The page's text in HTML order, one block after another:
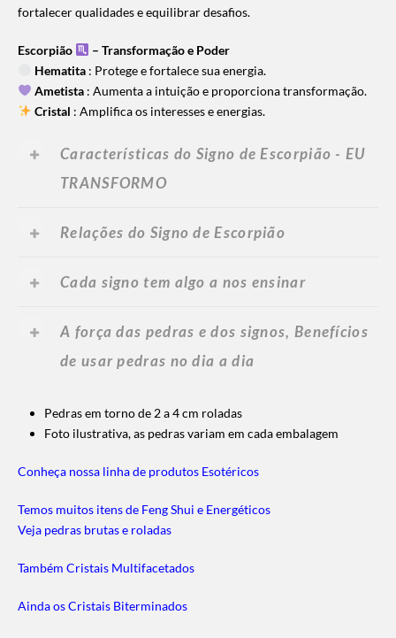
fortalecer qualidades e equilibrar desafios.
Escorpião – Transformação e Poder
Hematita: Protege e fortalece sua energia.
Ametista: Aumenta a intuição e proporciona transformação.
Cristal : Amplifica os interesses e energias.
Características do Signo de Escorpião - EU
TRANSFORMO
Relações do Signo de Escorpião
Cada signo tem algo a nos ensinar
A força das pedras e dos signos, Benefícios
de usar pedras no dia a dia
Pedras em torno de 2 a 4 cm roladas
Foto ilustrativa, as pedras variam em cada embalagem
Conheça nossa linha de produtos Esotéricos
Temos muitos itens de Feng Shui e Energéticos
Veja pedras brutas e roladas
Também Cristais Multifacetados
Ainda os Cristais Biterminados